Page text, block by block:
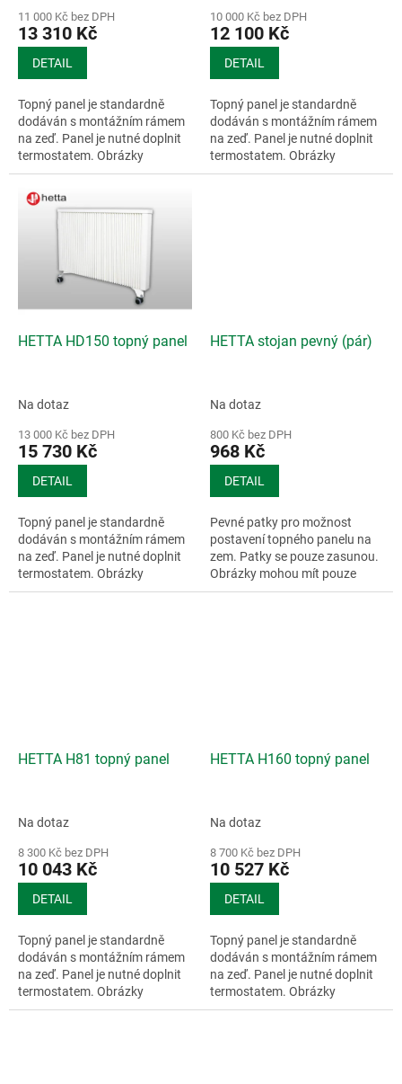
11 000 Kč bez DPH
13 310 Kč
DETAIL
Topný panel je standardně
dodáván s montážním rámem
na zeď. Panel je nutné doplnit
termostatem. Obrázky
mohou...
10 000 Kč bez DPH
12 100 Kč
DETAIL
Topný panel je standardně
dodáván s montážním rámem
na zeď. Panel je nutné doplnit
termostatem. Obrázky
mohou...
HETTA HD150 topný panel
Na dotaz
13 000 Kč bez DPH
15 730 Kč
DETAIL
Topný panel je standardně
dodáván s montážním rámem
na zeď. Panel je nutné doplnit
termostatem. Obrázky
mohou...
HETTA stojan pevný (pár)
Na dotaz
800 Kč bez DPH
968 Kč
DETAIL
Pevné patky pro možnost
postavení topného panelu na
zem. Patky se pouze zasunou.
Obrázky mohou mít pouze
ilustrační charakter.
HETTA H81 topný panel
Na dotaz
8 300 Kč bez DPH
10 043 Kč
DETAIL
Topný panel je standardně
dodáván s montážním rámem
na zeď. Panel je nutné doplnit
termostatem. Obrázky
mohou...
HETTA H160 topný panel
Na dotaz
8 700 Kč bez DPH
10 527 Kč
DETAIL
Topný panel je standardně
dodáván s montážním rámem
na zeď. Panel je nutné doplnit
termostatem. Obrázky
mohou...